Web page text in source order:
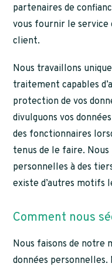
partenaires de
vous fournir le service
client.
Nous travaillons
traitement capables
protection de vos
divulguons vos
des fonctionnaires
tenus de le faire.
personnelles à des
existe d’autres motifs
Comment nous
Nous faisons de notre
données